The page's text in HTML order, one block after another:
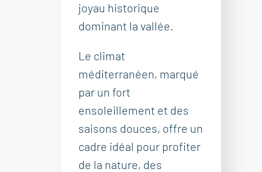
joyau historique
dominant la vallée.
Le climat
méditerranéen, marqué
par un fort
ensoleillement et des
saisons douces, offre un
cadre idéal pour profiter
de la nature, des